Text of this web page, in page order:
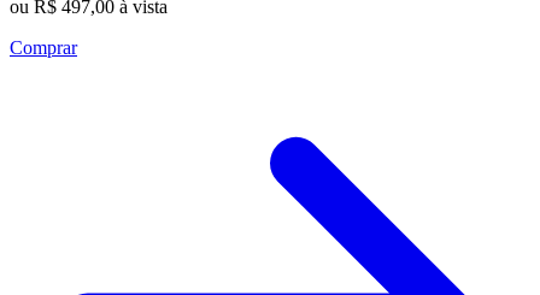
ou R$ 497,00 à vista
Comprar